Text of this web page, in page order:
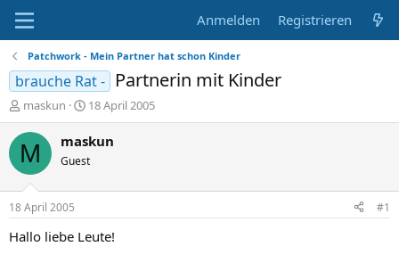
Anmelden Registrieren
Patchwork - Mein Partner hat schon Kinder
brauche Rat - Partnerin mit Kinder
E
r
s
t
e
r
maskun
E
r
s
e
t
a
18 April 2005
M maskun
Guest
18 April 2005 #1
Hallo liebe Leute!